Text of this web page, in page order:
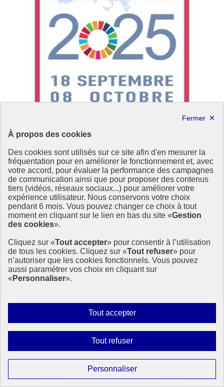
À propos des cookies
Des cookies sont utilisés sur ce site afin d'en mesurer la
fréquentation pour en améliorer le fonctionnement et, avec
votre accord, pour évaluer la performance des campagnes
de communication ainsi que pour proposer des contenus
tiers (vidéos, réseaux sociaux...) pour améliorer votre
expérience utilisateur. Nous conservons votre choix
pendant 6 mois. Vous pouvez changer ce choix à tout
moment en cliquant sur le lien en bas du site «Gestion
des cookies».
Cliquez sur «Tout accepter» pour consentir à l’utilisation
de tous les cookies. Cliquez sur «Tout refuser» pour
n’autoriser que les cookies fonctionnels. Vous pouvez
aussi paramétrer vos choix en cliquant sur
« Personnaliser».
Tout accepterAutoriser
tous
Tout refuserInterdire
tous
PersonnaliserParamétrer
les
Un webinaire pour passer à l’action : rendez-vous le
12 juin pour rejoindre la dynamique de la SEDD
2025
Vous souhaitez inscrire un projet à la SEDD 2025 ou en savoir plus
sur cette initiative européenne ? Ne manquez pas le webinaire du 12
juin à 13h30, conçu pour vous guider pas à pas dans votre démarche
et vous inspirer grâce à des témoignages concrets.
21 mai 2025 - En France